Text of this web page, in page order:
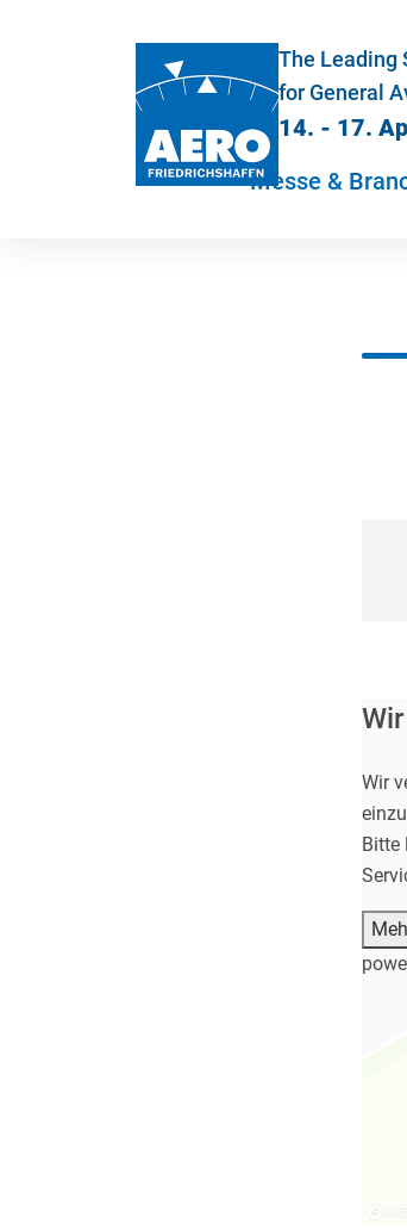
The Leading
for General
14. - 17.
Messe &
Wir
Bitte